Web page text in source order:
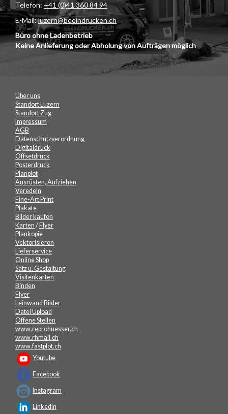
Telefon: +41 (0)41 360 84 94
E-Mail:luzern@beeindrucken.ch
Büro ohne Ladenbetrieb
Keine Anlieferung oder Abholung von Aufträgen möglich
Über uns
Standort Luzern
Standort Zug
Impressum
AGB
Datenschutzverordnung
Digitaldruck
Offsetdruck
Posterdruck
Planplot
Ausrüsten, Aufziehen
Veredeln
Fine-Art Print
Plakate
Bilder kaufen
Karten / Flyer
Plankopie
Vektorisieren
Lieferservice
Online Shop
Satz u. Gestaltung
Visitenkarten
Binden
Flyer
Leinwand Bilder
Datei Upload
Offene Stellen
www.reprohuesser.ch
www.rhmail.ch
www.fastplot.ch
Youtube
Facebook
Instagram
LinkedIn